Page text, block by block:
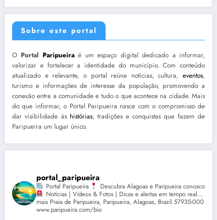
Sobre este portal
O Portal Paripueiraé um espaço digital dedicado a informar,
valorizar e fortalecer a identidade do município. Com conteúdo
atualizado e relevante, o portal reúne notícias, cultura, eventos,
turismo e informações de interesse da população, promovendo a
conexão entre a comunidade e tudo o que acontece na cidade. Mais
do que informar, o Portal Paripueira nasce com o compromisso de
dar visibilidade às histórias, tradições e conquistas que fazem de
Paripueira um lugar único.
portal_paripueira
Portal Paripueira
Descubra Alagoas e Paripueira conosco
Notícias | Vídeos & Fotos | Dicas e alertas em tempo real...
mais Praia de Paripueira, Paripueira, Alagoas, Brazil 57935-000
www.paripueira.com/bio